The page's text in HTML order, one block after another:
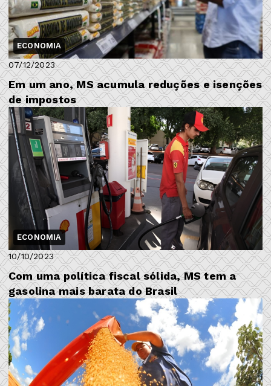
ECONOMIA
07/12/2023
Em um ano, MS acumula reduções e isenções
de impostos
ECONOMIA
10/10/2023
Com uma política fiscal sólida, MS tem a
gasolina mais barata do Brasil